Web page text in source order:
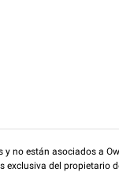
no están asociados a
del